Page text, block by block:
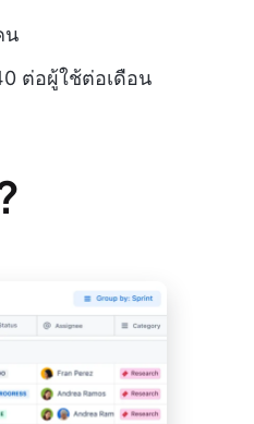
น
ต่อผู้ใช้ต่อเดือน